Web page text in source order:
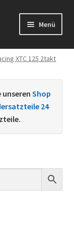
Menü
XTC 125 2takt
unseren Shop
24